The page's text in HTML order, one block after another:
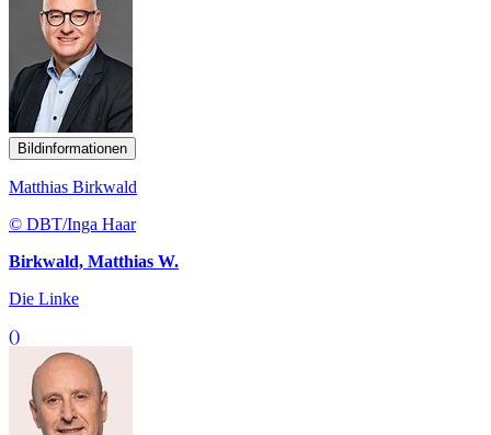
Bildinformationen
Matthias Birkwald
© DBT/Inga Haar
Birkwald, Matthias W.
Die Linke
()